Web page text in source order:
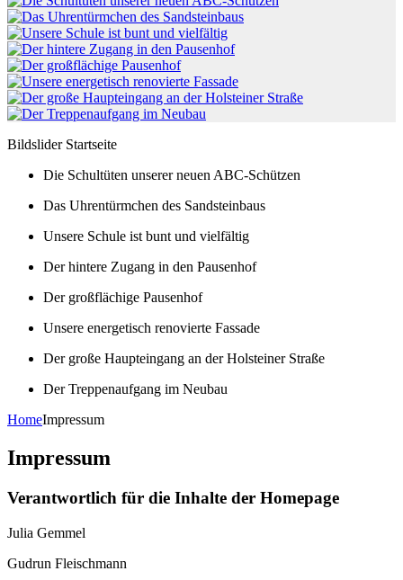
Bildslider Startseite
Die Schultüten unserer neuen ABC-Schützen
Das Uhrentürmchen des Sandsteinbaus
Unsere Schule ist bunt und vielfältig
Der hintere Zugang in den Pausenhof
Der großflächige Pausenhof
Unsere energetisch renovierte Fassade
Der große Haupteingang an der Holsteiner Straße
Der Treppenaufgang im Neubau
HomeImpressum
Impressum
Verantwortlich für die Inhalte der Homepage
Julia Gemmel
Gudrun Fleischmann